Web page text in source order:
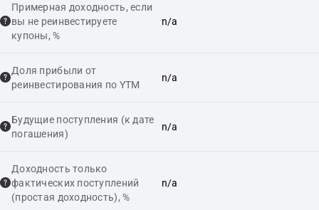
Примерная доходность, если
вы не реинвестируете
купоны, %
n/a
Доля прибыли от
реинвестирования по YTM
n/a
Будущие поступления (к дате
погашения)
n/a
Доходность только
фактических поступлений
(простая доходность), %
n/a